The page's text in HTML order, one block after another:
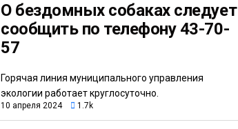
О бездомных собаках следует
сообщить по телефону 43-70-
57
Горячая линия муниципального управления
экологии работает круглосуточно.
10 апреля 2024 1.7k